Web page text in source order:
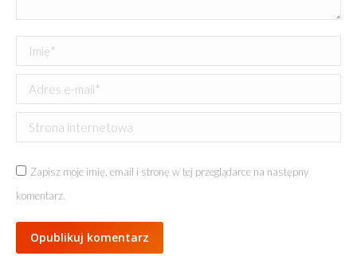
Imię *
Adres e-mail *
Strona internetowa
Zapisz moje imię, email i stronę w tej przeglądarce na następny
komentarz.
Opublikuj komentarz